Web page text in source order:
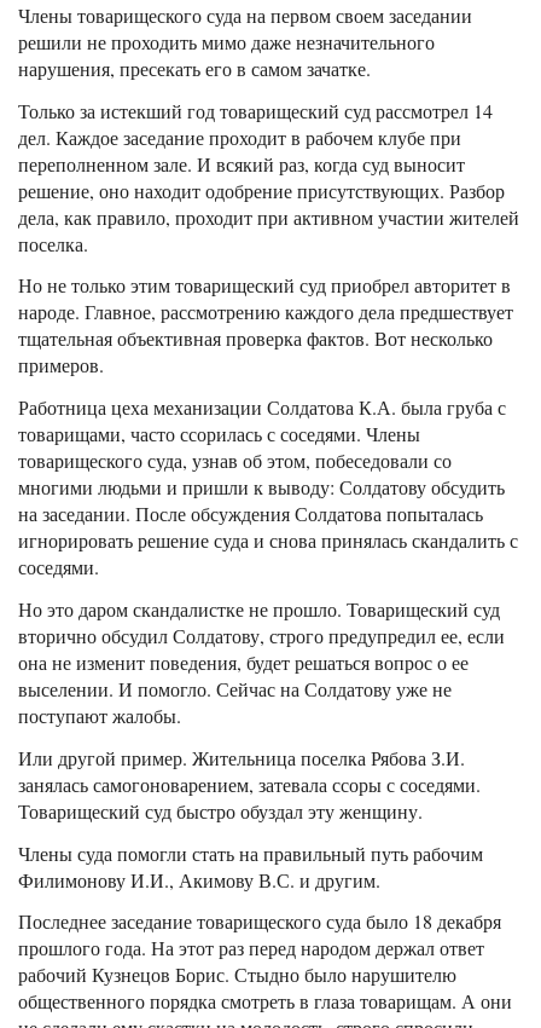
Члены товарищеского суда на первом своем заседании
решили не проходить мимо даже незначительного
нарушения, пресекать его в самом зачатке.
Только за истекший год товарищеский суд рассмотрел 14
дел. Каждое заседание проходит в рабочем клубе при
переполненном зале. И всякий раз, когда суд выносит
решение, оно находит одобрение присутствующих. Разбор
дела, как правило, проходит при активном участии жителей
поселка.
Но не только этим товарищеский суд приобрел авторитет в
народе. Главное, рассмотрению каждого дела предшествует
тщательная объективная проверка фактов. Вот несколько
примеров.
Работница цеха механизации Солдатова К.А. была груба с
товарищами, часто ссорилась с соседями. Члены
товарищеского суда, узнав об этом, побеседовали со
многими людьми и пришли к выводу: Солдатову обсудить
на заседании. После обсуждения Солдатова попыталась
игнорировать решение суда и снова принялась скандалить с
соседями.
Но это даром скандалистке не прошло. Товарищеский суд
вторично обсудил Солдатову, строго предупредил ее, если
она не изменит поведения, будет решаться вопрос о ее
выселении. И помогло. Сейчас на Солдатову уже не
поступают жалобы.
Или другой пример. Жительница поселка Рябова З.И.
занялась самогоноварением, затевала ссоры с соседями.
Товарищеский суд быстро обуздал эту женщину.
Члены суда помогли стать на правильный путь рабочим
Филимонову И.И., Акимову В.С. и другим.
Последнее заседание товарищеского суда было 18 декабря
прошлого года. На этот раз перед народом держал ответ
рабочий Кузнецов Борис. Стыдно было нарушителю
общественного порядка смотреть в глаза товарищам. А они